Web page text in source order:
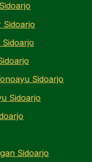
Sidoarjo
Sidoarjo
Sidoarjo
Sidoarjo